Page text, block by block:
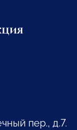
пер., д.7.